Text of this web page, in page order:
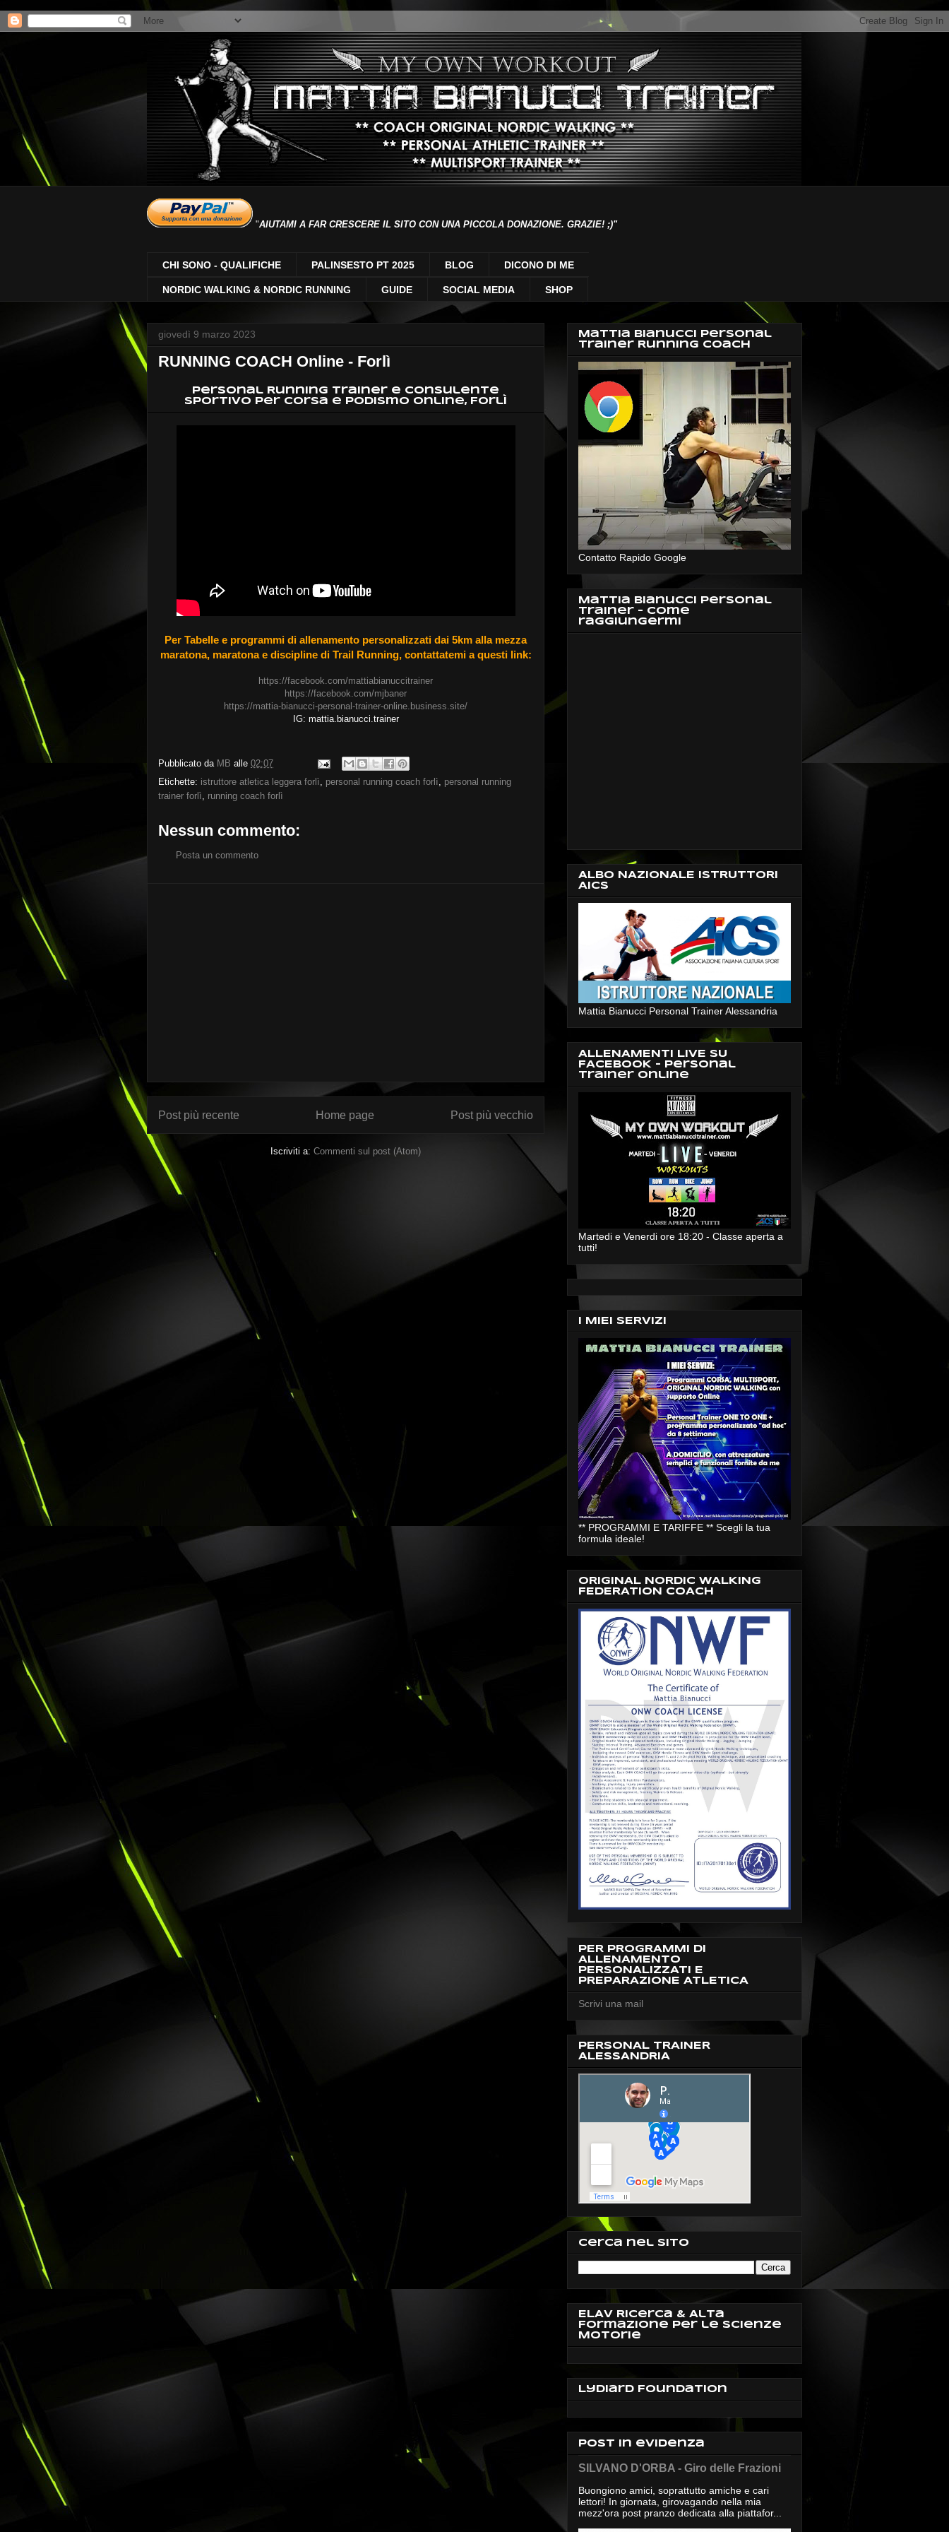
"AIUTAMI A FAR CRESCERE IL SITO CON UNA PICCOLA DONAZIONE. GRAZIE! ;)"
CHI SONO - QUALIFICHE PALINSESTO PT 2025 BLOG DICONO DI ME
NORDIC WALKING & NORDIC RUNNING GUIDE SOCIAL MEDIA SHOP
giovedì 9 marzo 2023
RUNNING COACH Online - Forlì
Personal Running Trainer e Consulente
Sportivo per Corsa e Podismo Online, Forlì
Per Tabelle e programmi di allenamento personalizzati dai 5km alla mezza
maratona, maratona e discipline di Trail Running, contattatemi a questi link:
https://facebook.com/mattiabianuccitrainer
https://facebook.com/mjbaner
https://mattia-bianucci-personal-trainer-online.business.site/
IG: mattia.bianucci.trainer
Pubblicato da MB alle 02:07
Etichette: istruttore atletica leggera forlì, personal running coach forlì, personal running
trainer forlì, running coach forlì
Nessun commento:
Posta un commento
Post più recente Post più vecchio
Home page
Iscriviti a: Commenti sul post (Atom)
Mattia Bianucci Personal
Trainer Running Coach
Contatto Rapido Google
Mattia Bianucci Personal
Trainer - Come
raggiungermi
ALBO NAZIONALE ISTRUTTORI
AICS
Mattia Bianucci Personal Trainer Alessandria
ALLENAMENTI LIVE SU
FACEBOOK - Personal
Trainer Online
Martedi e Venerdi ore 18:20 - Classe aperta a
tutti!
I MIEI SERVIZI
** PROGRAMMI E TARIFFE ** Scegli la tua
formula ideale!
ORIGINAL NORDIC WALKING
FEDERATION COACH
PER PROGRAMMI DI
ALLENAMENTO
PERSONALIZZATI E
PREPARAZIONE ATLETICA
Scrivi una mail
PERSONAL TRAINER
ALESSANDRIA
Cerca nel sito
ELAV Ricerca & Alta
Formazione per le Scienze
Motorie
Lydiard Foundation
Post in evidenza
SILVANO D'ORBA - Giro delle Frazioni
Buongiono amici, soprattutto amiche e cari
lettori! In giornata, girovagando nella mia
mezz'ora post pranzo dedicata alla piattafor...